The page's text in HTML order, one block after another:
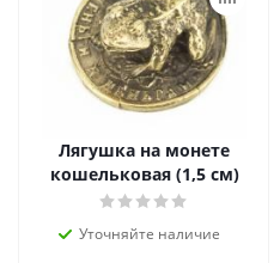
Лягушка на монете
кошельковая (1,5 см)
Уточняйте наличие